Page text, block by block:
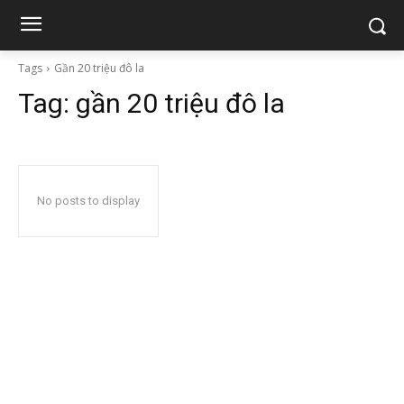
Tags Gần 20 triệu đô la
Tag: gần 20 triệu đô la
No posts to display